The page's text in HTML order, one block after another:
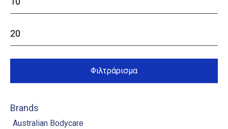
Φιλτράρισμα
Brands
Australian Bodycare